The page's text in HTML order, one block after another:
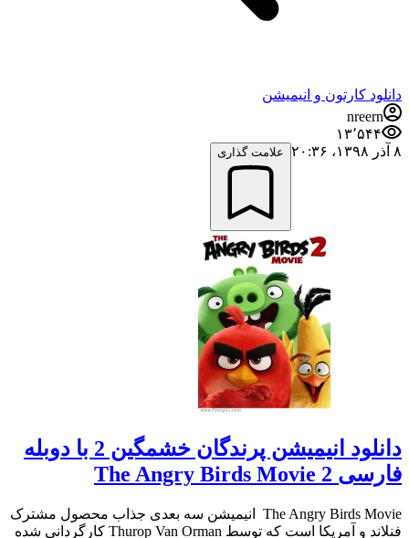
دانلود کارتون و انیمیشن
nreern
۱۳٬۵۴۴
۸ آذر ۱۳۹۸،‏ ۲۰:۳۶
علامت گذاری
دانلود انیمیشن پرندگان خشمگین 2 با دوبله
فارسی The Angry Birds Movie 2
The Angry Birds Movie انیمیشن سه بعدی جذاب محصول مشترک
فنلاند و آمریکا است که توسط Thurop Van Orman کارگردانی شده